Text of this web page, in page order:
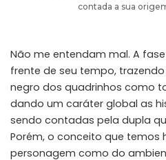
contada a sua
Não me entendam mal. A
frente de seu tempo,
negro dos quadrinhos como
dando um caráter global as
sendo contadas pela dupla
Porém, o conceito que temos
personagem como do